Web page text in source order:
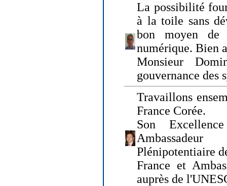
La possibilité
à la toile sans
bon moyen de
numérique. Bien
Monsieur
gouvernance des
Travaillons
France Corée.
Son
Plénipotentiaire
France et
auprès de